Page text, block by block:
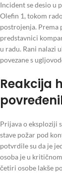
Incident se desio u
Olefin 1, tokom
postrojenja.
predstavnici
u radu. Rani nalazi
povezane s
Reakcija
Prijava o eksploziji
stave požar pod
potvrdile su da je
osoba je u
četiri osobe lakše